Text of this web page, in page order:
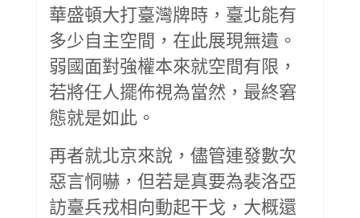
華盛頓大打臺灣牌時，臺北能有
多少自主空間，在此展現無遺。
弱國面對強權本來就空間有限，
若將任人擺佈視為當然，最終窘
態就是如此。
再者就北京來說，儘管連發數次
惡言恫嚇，但若是真要為裴洛亞
訪臺兵戎相向動起干戈，大概還